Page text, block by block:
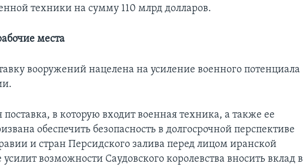
техники на сумму 110 млрд долларов.
места
вооружений нацелена на усиление военного потенциала
в которую входит военная техника, а также ее
обеспечить безопасность в долгосрочной перспективе
и стран Персидского залива перед лицом иранской
возможности Саудовского королевства вносить вклад в